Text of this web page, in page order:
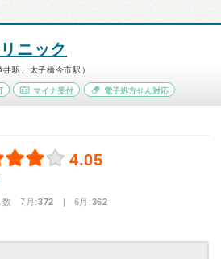
ニック
駅、太子橋今市駅）
マイナ受付 電子処方せん対応
4.05
数 7月:372 | 6月:362